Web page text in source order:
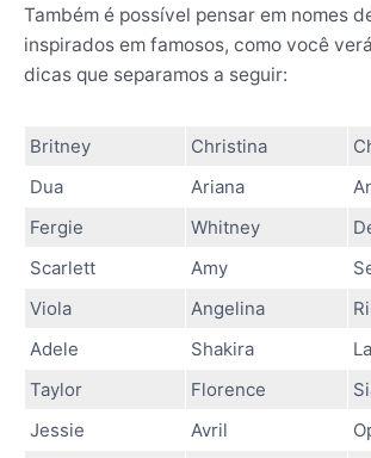
Também é possível pensar em nomes
inspirados em famosos, como você
dicas que separamos a seguir:
Britney Christina
Dua
Ariana
Fergie
Whitney
Scarlett
Amy
Viola
Angelina
Adele
Shakira
Taylor
Florence
Jessie
Avril